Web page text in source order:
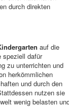
durch direkten
auf die
speziell dafür
zu unterrichten und
herkömmlichen
und durch den
nutzen sie
wenig belasten